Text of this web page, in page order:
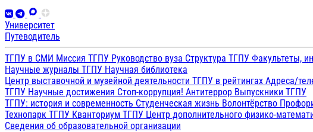
Университет
Путеводитель
ТГПУ в СМИ Миссия ТГПУ Руководство вуза Структура ТГПУ Факультеты,
Научные журналы ТГПУ Научная библиотека
Центр выставочной и музейной деятельности ТГПУ в рейтингах Адреса/
ТГПУ Научные достижения Стоп-коррупция! Антитеррор Выпускники ТГПУ
ТГПУ: история и современность Студенческая жизнь Волонтёрство
Технопарк ТГПУ Кванториум ТГПУ Центр дополнительного физико-
Сведения об образовательной организации